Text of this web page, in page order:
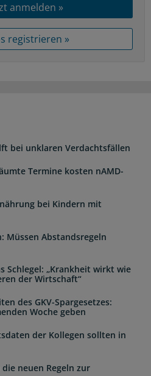
anmelden »
registrieren »
bei unklaren Verdachtsfällen
Termine kosten nAMD-
bei Kindern mit
Müssen Abstandsregeln
Schlegel: „Krankheit wirkt wie
der Wirtschaft“
des GKV-Spargesetzes:
Woche geben
der Kollegen sollten in
neuen Regeln zur